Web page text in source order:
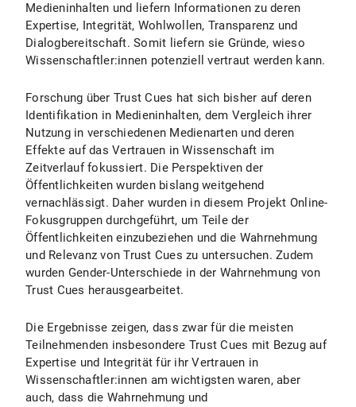
Medieninhalten und liefern Informationen zu deren
Expertise, Integrität, Wohlwollen, Transparenz und
Dialogbereitschaft. Somit liefern sie Gründe, wieso
Wissenschaftler:innen potenziell vertraut werden kann.
Forschung über Trust Cues hat sich bisher auf deren
Identifikation in Medieninhalten, dem Vergleich ihrer
Nutzung in verschiedenen Medienarten und deren
Effekte auf das Vertrauen in Wissenschaft im
Zeitverlauf fokussiert. Die Perspektiven der
Öffentlichkeiten wurden bislang weitgehend
vernachlässigt. Daher wurden in diesem Projekt Online-
Fokusgruppen durchgeführt, um Teile der
Öffentlichkeiten einzubeziehen und die Wahrnehmung
und Relevanz von Trust Cues zu untersuchen. Zudem
wurden Gender-Unterschiede in der Wahrnehmung von
Trust Cues herausgearbeitet.
Die Ergebnisse zeigen, dass zwar für die meisten
Teilnehmenden insbesondere Trust Cues mit Bezug auf
Expertise und Integrität für ihr Vertrauen in
Wissenschaftler:innen am wichtigsten waren, aber
auch, dass die Wahrnehmung und